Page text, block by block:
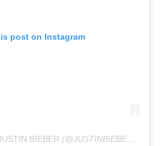
post on Instagram
BIEBER (@JUSTINBIEBER) ON